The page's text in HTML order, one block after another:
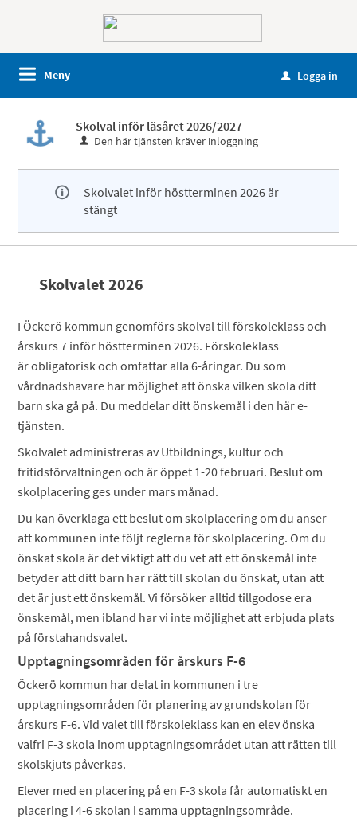
Meny u Logga in
Skolval inför läsåret 2026/2027
Den här tjänsten kräver inloggning
Skolvalet inför höstterminen 2026 är
stängt
Skolvalet 2026
I Öckerö kommun genomförs skolval till förskoleklass och
årskurs 7 inför höstterminen 2026. Förskoleklass
är obligatorisk och omfattar alla 6-åringar. Du som
vårdnadshavare har möjlighet att önska vilken skola ditt
barn ska gå på. Du meddelar ditt önskemål i den här e-
tjänsten.
Skolvalet administreras av Utbildnings, kultur och
fritidsförvaltningen och är öppet 1-20 februari. Beslut om
skolplacering ges under mars månad.
Du kan överklaga ett beslut om skolplacering om du anser
att kommunen inte följt reglerna för skolplacering. Om du
önskat skola är det viktigt att du vet att ett önskemål inte
betyder att ditt barn har rätt till skolan du önskat, utan att
det är just ett önskemål. Vi försöker alltid tillgodose era
önskemål, men ibland har vi inte möjlighet att erbjuda plats
på förstahandsvalet.
Upptagningsområden för årskurs F-6
Öckerö kommun har delat in kommunen i tre
upptagningsområden för planering av grundskolan för
årskurs F-6. Vid valet till förskoleklass kan en elev önska
valfri F-3 skola inom upptagningsområdet utan att rätten till
skolskjuts påverkas.
Elever med en placering på en F-3 skola får automatiskt en
placering i 4-6 skolan i samma upptagningsområde.